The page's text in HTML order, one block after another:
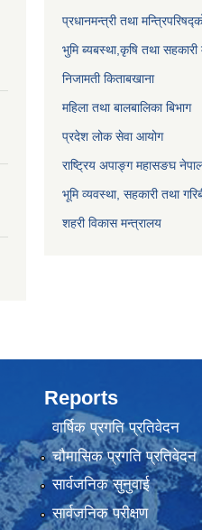
प्रधानमन्त्री तथा
भुमि ब्यबस्था,कृषि तथा सहकारी
निजामती किताबखाना
महिला तथा बालबालिका बिभाग
प्रदेश लोक सेवा आयोग
राष्ट्रिय अपाङ्ग महासङघ
भूमि व्यवस्था, सहकारी तथा
शहरी विकास मन्त्रालय
Reports
वार्षिक प्रगति प्रतिवेदन
चौमासिक प्रगति प्रतिवेदन
सार्वजनिक सुनुवाई
सार्वजनिक परीक्षण